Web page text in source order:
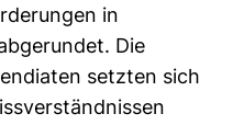
in
Die
setzten sich